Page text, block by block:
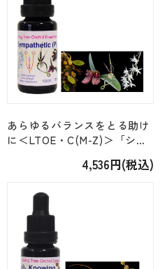
あらゆるバランスをとる助け
に＜LTOE・C(M-Z)＞「シン
Sympathetic (P)」 [15ml]
4,536円(税込)